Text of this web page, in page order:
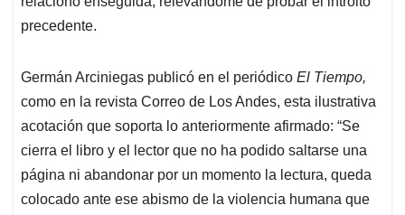
precedente.
Germán Arciniegas publicó en el periódico El Tiempo,
como en la revista Correo de Los Andes, esta ilustrativa
acotación que soporta lo anteriormente afirmado: “Se
cierra el libro y el lector que no ha podido saltarse una
página ni abandonar por un momento la lectura, queda
colocado ante ese abismo de la violencia humana que